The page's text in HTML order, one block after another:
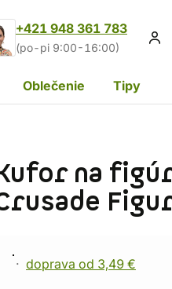
+421 948 361 783
(po-pi 9:00-16:00)
Oblečenie Tipy
na
doprava od 3,49 €